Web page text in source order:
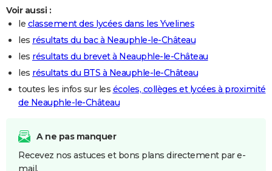
Voir aussi :
le classement des lycées dans les Yvelines
les résultats du bac à Neauphle-le-Château
les résultats du brevet à Neauphle-le-Château
les résultats du BTS à Neauphle-le-Château
toutes les infos sur les écoles, collèges et lycées à proximité
de Neauphle-le-Château
A ne pas manquer
Recevez nos astuces et bons plans directement par e-
mail.